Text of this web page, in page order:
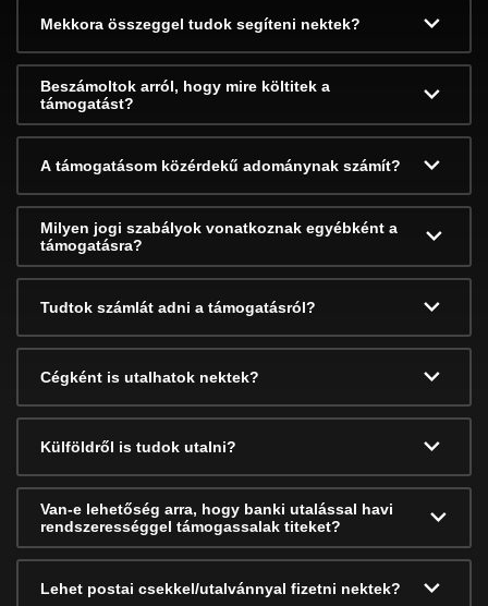
Mekkora összeggel tudok segíteni nektek?
Beszámoltok arról, hogy mire költitek a
támogatást?
A támogatásom közérdekű adománynak számít?
Milyen jogi szabályok vonatkoznak egyébként a
támogatásra?
Tudtok számlát adni a támogatásról?
Cégként is utalhatok nektek?
Külföldről is tudok utalni?
Van-e lehetőség arra, hogy banki utalással havi
rendszerességgel támogassalak titeket?
Lehet postai csekkel/utalvánnyal fizetni nektek?